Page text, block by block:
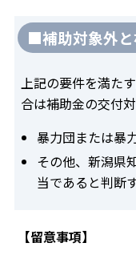
■補助対象外と
上記の要件を満た
合は補助金の交付
暴力団または暴
その他、新潟県
当であると判断
【留意事項】